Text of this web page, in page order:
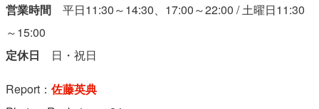
営業時間平日11:30～14:30、17:00～22:00 / 土曜日11:30
～15:00
定休日 日・祝日
Report： 佐藤英典